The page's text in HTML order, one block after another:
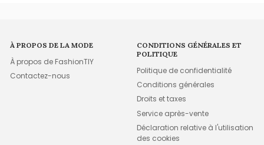
À PROPOS DE LA MODE
À propos de FashionTIY
Contactez-nous
CONDITIONS GÉNÉRALES ET
POLITIQUE
Politique de confidentialité
Conditions générales
Droits et taxes
Service après-vente
Déclaration relative à l'utilisation
des cookies